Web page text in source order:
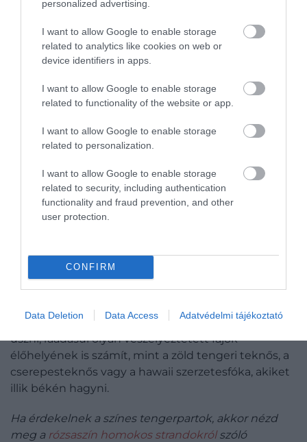
personalized advertising.
I want to allow Google to enable storage
related to analytics like cookies on web or
device identifiers in apps.
I want to allow Google to enable storage
related to functionality of the website or app.
I want to allow Google to enable storage
related to personalization.
I want to allow Google to enable storage
related to security, including authentication
functionality and fraud prevention, and other
user protection.
CONFIRM
Data Deletion Data Access Adatvédelmi tájékoztató
különlegessége, hogy a fekete parton hatalmas
ezen a szakaszon, mert veszélyes hullámok és
áramlatok ragadhatnak magukkal
Waianapanapa Állami Park, Hawaii
A lávabarlangok, a tengerpart, a kőboltozatok, a
fúvólyukak és a csillogó fekete homokos strand a
különféle legendák is övezik a területet, az tehát
biztos, hogy egyedülálló élménnyel lesznek
gazdagabbak az idelátogató turisták.
Panalu'u Beach, Hawaii
Az itt található sötét homok az óceánba áradó
sziklás, így az év egy bizonyos részében veszélyes itt
úszni, ráadásul olyan veszélyeztetett fajok
élőhelyének is számít, mint a zöld tengeri teknős, a
cserepesteknős vagy a hawaii szerzetesfóka, akiket
illik békén hagyni.
Ha érdekelnek a színes tengerpartok, akkor nézd
meg a rózsaszín homokos strandokrólszóló